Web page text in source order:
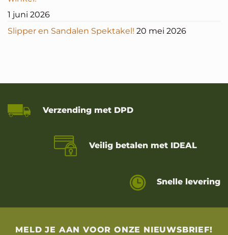
1 juni 2026
Slipper en Sandalen Spektakel! 20 mei 2026
Verzending met DPD
Veilig betalen met IDEAL
Snelle levering
MELD JE AAN VOOR ONZE NIEUWSBRIEF!